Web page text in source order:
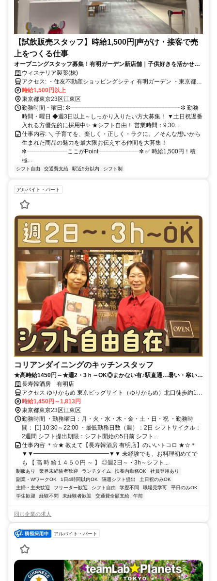
【試飲販売スタッフ】時給1,500円|声がけ・接客で売
上をつくる仕事
オープニングスタッフ募集！有明ガーデン新店舗｜子供好きを活かせる
販売｜週4日～OK・シフト柔軟｜学生・フリーターOK
ウィステリア製薬(株)
アクセス: ・住友不動産ショッピングシティ 有明ガーデン ・東京都江
東区有明2丁目1-8 ・アクセス： ・ゆりかもめ「有明」駅 徒歩4分 ・
ゆりかもめ「有明テニスの森」駅 徒歩3分 ・りんかい線「国際展示
場」駅 徒歩6分
時給1,500円以上
東京都東京23区江東区
勤務時間・曜日: ✼┈┈┈┈┈┈┈┈┈┈┈┈┈┈┈┈┈┈┈✼ 勤務
時間・曜日 ◆週3日以上～しっかり入りたい方大募集！ ▼土日祝遅番
入れる方優先的に採用中✨ ★シフト自由！ 営業時間：9:30...
仕事内容: ＼ 子育てを、楽しく・正しく・ラクに。／そんな想いから
生まれた商品の魅力を最大限お伝えする仲間を大募集！
✼┈┈┈┈┈┈┈ここがPoint┈┈┈┈┈┈┈✼ ✅ 時給1,500円！積
極...
シフト自由 交通費支給 駅近5分以内 シフト制
アルバイト・パート
コリアンダイニングのキッチンスタッフ
★高時給1450円～★週2・3ｈ～OK◎まかない有♪駅直通…暑い・寒い・
雨もヘッチャラ♪10～60代活躍中！
長寿韓酒房 有明店
アクセス ゆりかもめ 東京ビッグサイト（ゆりかもめ）北口徒歩約1
分、りんかい線 国際展示場（りんかい線）出口C徒歩約7分、ゆりか
もめ 有明（東京都）西口徒歩約10分 ゆりかもめ「国際展示場正門
駅」徒歩1分！
時給1,450円～1,813円
東京都東京23区江東区
勤務時間 ・勤務曜日：月・火・水・木・金・土・日・祝 ・勤務時
間： [1] 10:30～22:00 ・最低勤務日数（週）：2日 シフトサイクル：
2週間 シフト提出期限：シフト開始の5日前 シフト...
仕事内容 ＊☆★ 教えて【長寿韓酒房 有明店】のいいトコロ ★☆＊
▼▼━━━━━━━━━━━━━▼▼ 未経験でも、お料理初めてで
も 【 高 時 給１４５０円 ～ 】 ◎週2日～・3h～シフト...
制服あり 業界未経験者歓迎 ランチタイム 扶養内勤務OK
社員登用あり
副業・WワークOK
1日4時間以内OK 隔週シフト提出
土日祝のみOK
主婦・主夫歓迎
フリーター歓迎 シフト自由 学歴不問 職場見学可
平日のみOK
学生歓迎
経験不問 未経験者歓迎 交通費全額支給 午前
同じ企業の求人
アルバイト・パート